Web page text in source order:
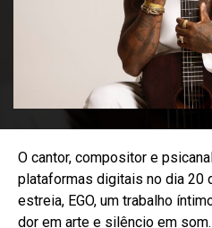
O cantor, compositor e
plataformas digitais no dia 20
estreia, EGO, um trabalho
dor em arte e silêncio em